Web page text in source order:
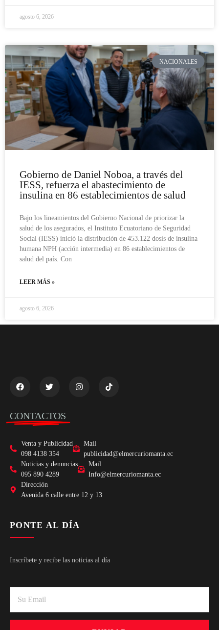
agosto 6, 2026
NACIONALES
Gobierno de Daniel Noboa, a través del
IESS, refuerza el abastecimiento de
insulina en 86 establecimientos de salud
Bajo los lineamientos del Gobierno Nacional de priorizar la
salud de los asegurados, el Instituto Ecuatoriano de Seguridad
Social (IESS) inició la distribución de 453.122 dosis de insulina
humana NPH (acción intermedia) en 86 establecimientos de
salud del país. Con
LEER MÁS »
agosto 6, 2026
CONTACTOS
Venta y Publicidad
098 4138 354
Mail
publicidad@elmercuriomanta.ec
Noticias y denuncias
095 890 4289
Mail
Info@elmercuriomanta.ec
Dirección
Avenida 6 calle entre 12 y 13
PONTE AL DÍA
Inscríbete y recibe las noticias al día